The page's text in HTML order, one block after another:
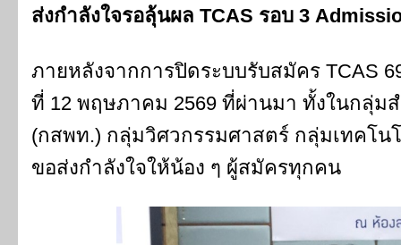
ส่งกำลังใจรอลุ้นผล TCAS รอบ 3
ภายหลังจากการปิดระบบรับสมัคร TCAS
ที่ 12 พฤษภาคม 2569 ที่ผ่านมา ทั้งในกลุ่
(กสพท.) กลุ่มวิศวกรรมศาสตร์ กลุ่มเทคโน
ขอส่งกำลังใจให้น้อง ๆ ผู้สมัครทุกคน